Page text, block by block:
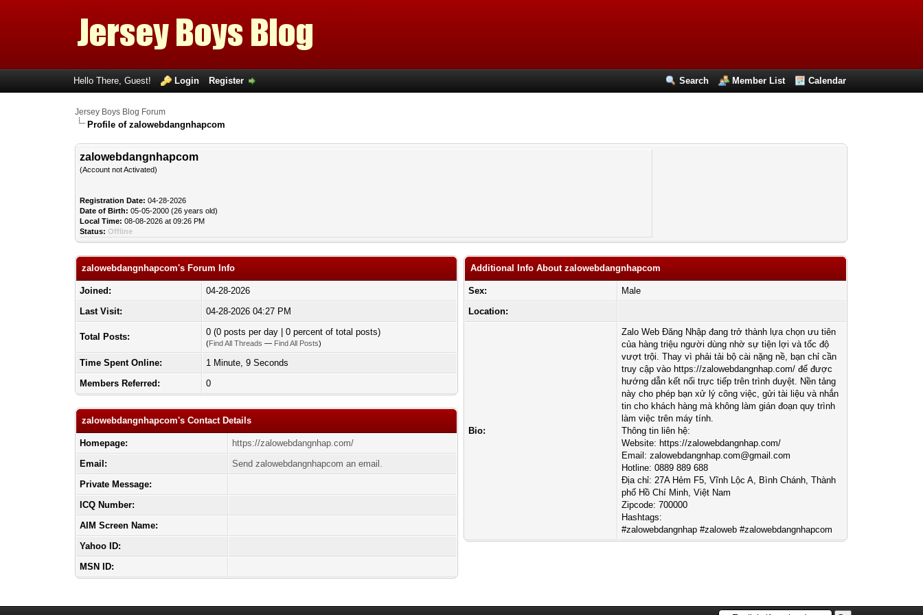
Search Member List Calendar
Hello There, Guest! Login Register
Jersey Boys Blog Forum
Profile of zalowebdangnhapcom
zalowebdangnhapcom
(Account not Activated)
Registration Date: 04-28-2026
Date of Birth: 05-05-2000 (26 years old)
Local Time: 08-08-2026 at 09:26 PM
Status: Offline
zalowebdangnhapcom's Forum Info
Joined:
04-28-2026
Last Visit:
04-28-2026 04:27 PM
Total Posts: 0 (0 posts per day | 0 percent of total posts)
(Find All Threads — Find All Posts)
Time Spent Online:
1 Minute, 9 Seconds
Members Referred:
0
zalowebdangnhapcom's Contact Details
Homepage:
https://zalowebdangnhap.com/
Email:
Send zalowebdangnhapcom an email.
Private Message:
ICQ Number:
AIM Screen Name:
Yahoo ID:
MSN ID:
Additional Info About zalowebdangnhapcom
Sex:
Male
Location:
Bio:
Zalo Web Đăng Nhập đang trở thành lựa chọn ưu tiên
của hàng triệu người dùng nhờ sự tiện lợi và tốc độ
vượt trội. Thay vì phải tải bộ cài nặng nề, bạn chỉ cần
truy cập vào https://zalowebdangnhap.com/ để được
hướng dẫn kết nối trực tiếp trên trình duyệt. Nền tảng
này cho phép bạn xử lý công việc, gửi tài liệu và nhắn
tin cho khách hàng mà không làm gián đoạn quy trình
làm việc trên máy tính.
Thông tin liên hệ:
Website: https://zalowebdangnhap.com/
Email:zalowebdangnhap.com@gmail.com
Hotline: 0889 889 688
Địa chỉ: 27A Hẻm F5, Vĩnh Lộc A, Bình Chánh, Thành
phố Hồ Chí Minh, Việt Nam
Zipcode: 700000
Hashtags:
#zalowebdangnhap #zaloweb #zalowebdangnhapcom